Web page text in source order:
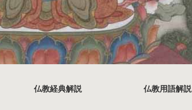
仏教経典解説 仏教用語解説